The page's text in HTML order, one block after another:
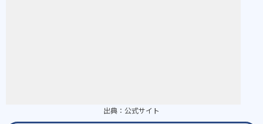
出典： 公式サイト